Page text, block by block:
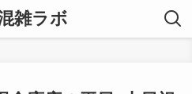
雑ラボ